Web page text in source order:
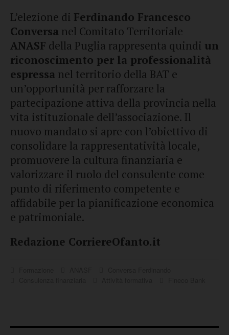
L’elezione di Ferdinando Francesco
Conversa nel Comitato Territoriale
ANASF della Puglia rappresenta quindi un
riconoscimento per la professionalità
espressa nel territorio della BAT e
un’opportunità per rafforzare la
partecipazione attiva della provincia nella
vita istituzionale dell’associazione. Il
nuovo mandato si apre con l’obiettivo di
consolidare la rappresentatività locale,
promuovere la cultura finanziaria e
valorizzare il ruolo del consulente come
punto di riferimento competente e
affidabile per la pianificazione economica
e patrimoniale.
Redazione CorriereOfanto.it